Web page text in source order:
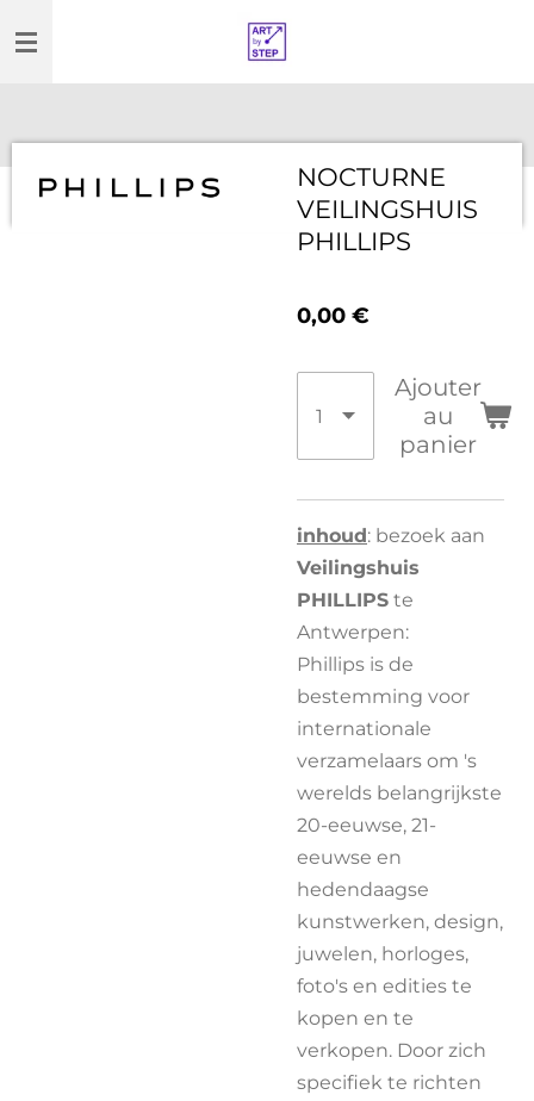
au
contenu
NOCTURNE
VEILINGSHUIS
PHILLIPS
0,00 €
Ajouter
au
panier
inhoud: bezoek aan
Veilingshuis
PHILLIPS te
Antwerpen:
Phillips is de
bestemming voor
internationale
verzamelaars om 's
werelds belangrijkste
20-eeuwse, 21-
eeuwse en
hedendaagse
kunstwerken, design,
juwelen, horloges,
foto's en edities te
kopen en te
verkopen. Door zich
specifiek te richten